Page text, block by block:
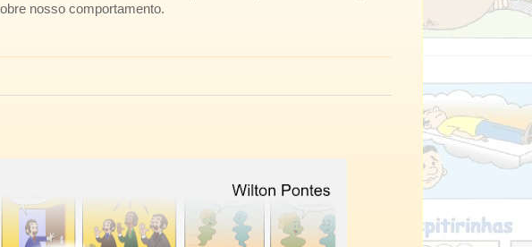
nosso comportamento.